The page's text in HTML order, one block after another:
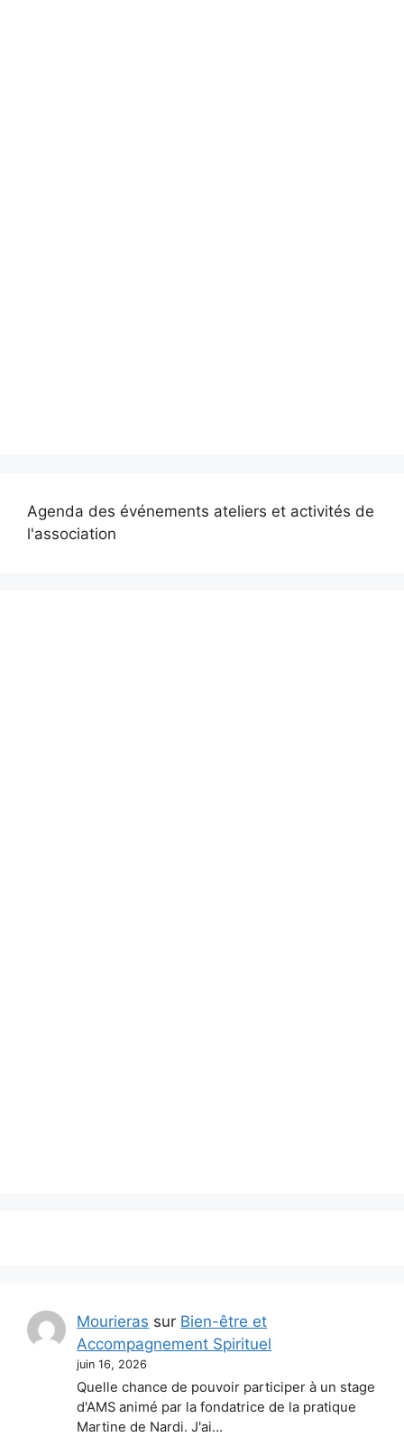
Agenda des événements ateliers et activités de
l'association
Mourieras sur Bien-être et
Accompagnement Spirituel
juin 16, 2026
Quelle chance de pouvoir participer à un stage
d'AMS animé par la fondatrice de la pratique
Martine de Nardi. J'ai…